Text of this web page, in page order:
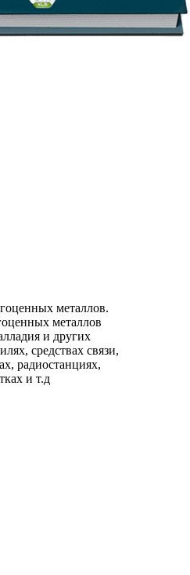
металлов.
металлов
и других
средствах связи,
радиостанциях,
и т.д